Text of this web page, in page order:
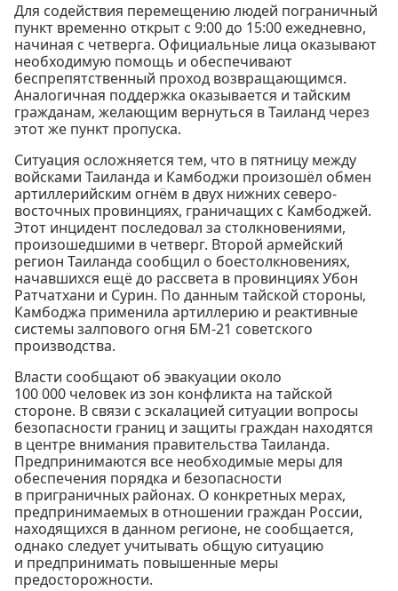
Для содействия перемещению людей пограничный
пункт временно открыт с 9:00 до 15:00 ежедневно,
начиная с четверга. Официальные лица оказывают
необходимую помощь и обеспечивают
беспрепятственный проход возвращающимся.
Аналогичная поддержка оказывается и тайским
гражданам, желающим вернуться в Таиланд через
этот же пункт пропуска.
Ситуация осложняется тем, что в пятницу между
войсками Таиланда и Камбоджи произошёл обмен
артиллерийским огнём в двух нижних северо-
восточных провинциях, граничащих с Камбоджей.
Этот инцидент последовал за столкновениями,
произошедшими в четверг. Второй армейский
регион Таиланда сообщил о боестолкновениях,
начавшихся ещё до рассвета в провинциях Убон
Ратчатхани и Сурин. По данным тайской стороны,
Камбоджа применила артиллерию и реактивные
системы залпового огня БМ-21 советского
производства.
Власти сообщают об эвакуации около
100 000 человек из зон конфликта на тайской
стороне. В связи с эскалацией ситуации вопросы
безопасности границ и защиты граждан находятся
в центре внимания правительства Таиланда.
Предпринимаются все необходимые меры для
обеспечения порядка и безопасности
в приграничных районах. О конкретных мерах,
предпринимаемых в отношении граждан России,
находящихся в данном регионе, не сообщается,
однако следует учитывать общую ситуацию
и предпринимать повышенные меры
предосторожности.